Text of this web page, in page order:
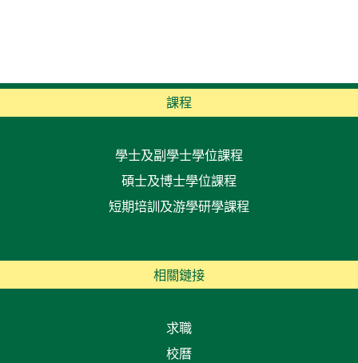
課程
學士及副學士學位課程
碩士及博士學位課程
短期培訓及游學研學課程
相關鏈接
求職
校曆